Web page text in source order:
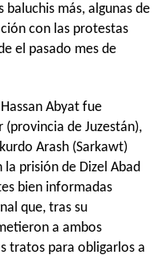
baluchis más, algunas de
con las protestas
el pasado mes de
Abyat fue
de Juzestán),
Arash (Sarkawt)
prisión de Dizel Abad
bien informadas
que, tras su
a ambos
tratos para obligarlos a